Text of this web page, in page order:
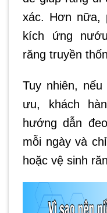
xác. Hơn nữa,
kích ứng
răng truyền
Tuy nhiên,
ưu, khách
hướng dẫn
mỗi ngày và
hoặc vệ sinh